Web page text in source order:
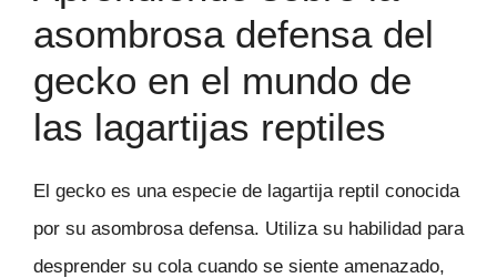
asombrosa defensa del
gecko en el mundo de
las lagartijas reptiles
El gecko es una especie de lagartija reptil conocida
por su asombrosa defensa. Utiliza su habilidad para
desprender su cola cuando se siente amenazado,